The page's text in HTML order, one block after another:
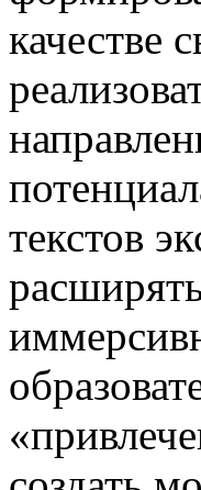
качестве
текстов